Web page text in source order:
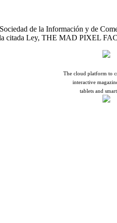
de la Información y de
citada Ley, THE MAD PIXEL
The cloud platform to
interactive
tablets and